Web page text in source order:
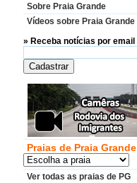
Sobre Praia Grande
Vídeos sobre Praia Grande
» Receba notícias por email
Praias de Praia Grande
Ver todas as praias de PG